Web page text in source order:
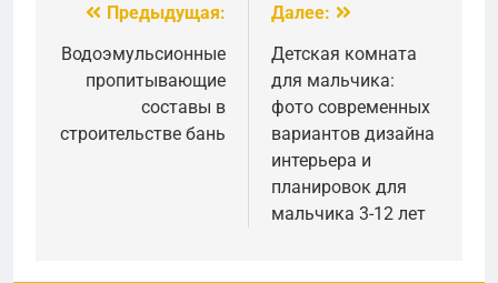
Навигация
по
записям
Предыдущая:
Водоэмульсионные
пропитывающие
составы в
строительстве бань
Далее:
Детская комната
для мальчика:
фото современных
вариантов дизайна
интерьера и
планировок для
мальчика 3-12 лет